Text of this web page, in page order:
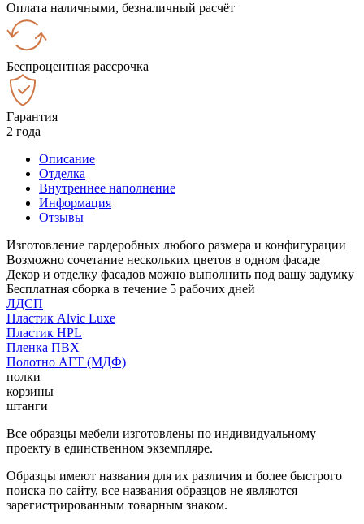
Оплата наличными, безналичный расчёт
Беспроцентная рассрочка
Гарантия
2 года
Описание
Отделка
Внутреннее наполнение
Информация
Отзывы
Изготовление гардеробных любого размера и конфигурации
Возможно сочетание нескольких цветов в одном фасаде
Декор и отделку фасадов можно выполнить под вашу задумку
Бесплатная сборка в течение 5 рабочих дней
ЛДСП
Пластик Alvic Luxe
Пластик HPL
Пленка ПВХ
Полотно АГТ (МДФ)
полки
корзины
штанги
Все образцы мебели изготовлены по индивидуальному
проекту в единственном экземпляре.
Образцы имеют названия для их различия и более быстрого
поиска по сайту, все названия образцов не являются
зарегистрированным товарным знаком.